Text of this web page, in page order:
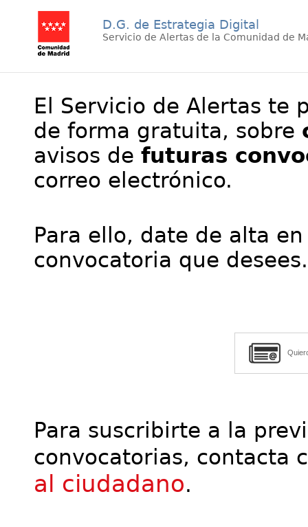
D.G. de Estrategia Digital
Servicio de Alertas de la Comunidad de
El Servicio de Alertas te
de forma gratuita, sobre
avisos de futuras
correo electrónico.
Para ello, date de alta
convocatoria que desees.
Para suscribirte a la
convocatorias, contacta
al ciudadano.